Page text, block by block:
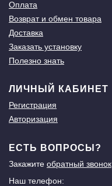
Оплата
Возврат и обмен товара
Доставка
Заказать установку
Полезно знать
ЛИЧНЫЙ КАБИНЕТ
Регистрация
Авторизация
ЕСТЬ ВОПРОСЫ?
Закажите обратный звонок
Наш телефон: